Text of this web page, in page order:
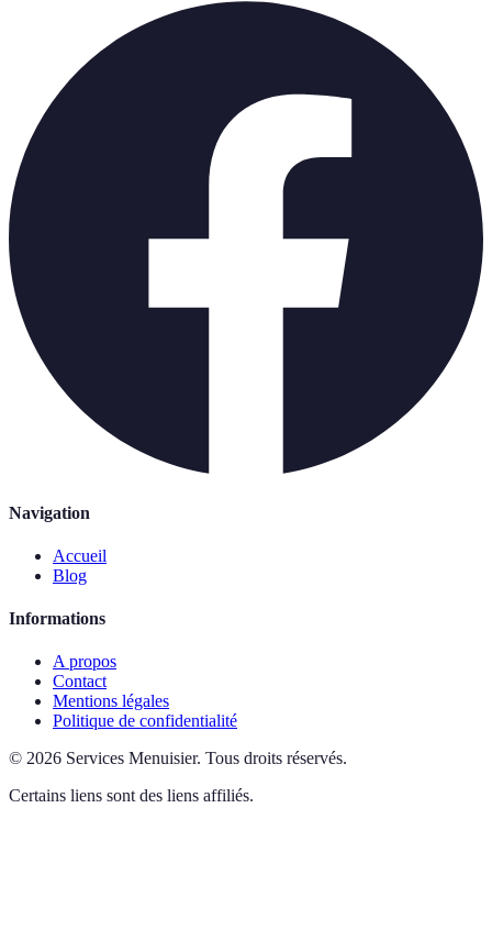
Navigation
Accueil
Blog
Informations
A propos
Contact
Mentions légales
Politique de confidentialité
© 2026 Services Menuisier. Tous droits réservés.
Certains liens sont des liens affiliés.